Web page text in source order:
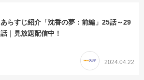
あらすじ紹介「沈香の夢：前編」25話～29
話｜見放題配信中！
2024.04.22